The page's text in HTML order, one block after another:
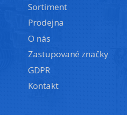
Sortiment
Prodejna
O nás
Zastupované značky
GDPR
Kontakt